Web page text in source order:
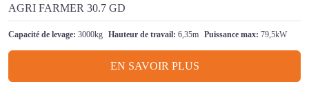
AGRI FARMER 30.7 GD
Capacité de levage: 3000kg Hauteur de travail: 6,35m Puissance max: 79,5kW
EN SAVOIR PLUS